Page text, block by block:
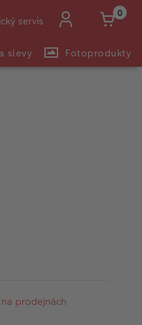
servis
0
slevy Fotoprodukty
prodejnách